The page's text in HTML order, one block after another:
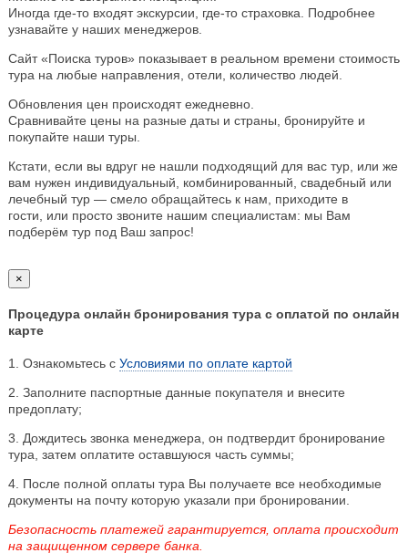
Иногда где-то входят экскурсии, где-то страховка. Подробнее
узнавайте у наших менеджеров.
Сайт «Поиска туров» показывает в реальном времени стоимость
тура на любые направления, отели, количество людей.
Обновления цен происходят ежедневно.
Сравнивайте цены на разные даты и страны, бронируйте и
покупайте наши туры.
Кстати, если вы вдруг не нашли подходящий для вас тур, или же
вам нужен индивидуальный, комбинированный, свадебный или
лечебный тур — смело обращайтесь к нам, приходите в
гости, или просто звоните нашим специалистам: мы Вам
подберём тур под Ваш запрос!
×
Процедура онлайн бронирования тура с оплатой по онлайн
карте
1. Ознакомьтесь с Условиями по оплате картой
2. Заполните паспортные данные покупателя и внесите
предоплату;
3. Дождитесь звонка менеджера, он подтвердит бронирование
тура, затем оплатите оставшуюся часть суммы;
4. После полной оплаты тура Вы получаете все необходимые
документы на почту которую указали при бронировании.
Безопасность платежей гарантируется, оплата происходит
на защищенном сервере банка.